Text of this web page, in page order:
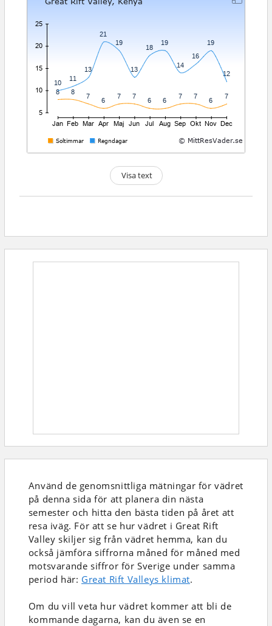
Visa text
Använd de genomsnittliga mätningar för vädret
på denna sida för att planera din nästa
semester och hitta den bästa tiden på året att
resa iväg. För att se hur vädret i Great Rift
Valley skiljer sig från vädret hemma, kan du
också jämföra siffrorna måned för måned med
motsvarande siffror för Sverige under samma
period här: Great Rift Valleys klimat.
Om du vill veta hur vädret kommer att bli de
kommande dagarna, kan du även se en